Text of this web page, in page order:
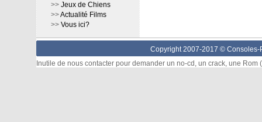
>> Jeux de Chiens
>>Actualité Films
>> Vous ici?
Copyright 2007-2017 © Consoles-
Inutile de nous contacter pour demander un no-cd, un crack, une